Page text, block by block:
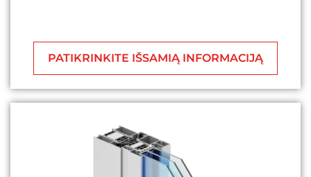
PATIKRINKITE IŠSAMIĄ INFORMACIJĄ